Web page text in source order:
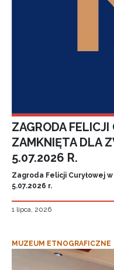
ZAGRODA
ZAMKNIĘTA DLA
5.07.2026 R.
Zagroda Felicji Curyłowej
5.07.2026 r.
1 lipca, 2026
MUZEUM ETNOGRAFICZNE